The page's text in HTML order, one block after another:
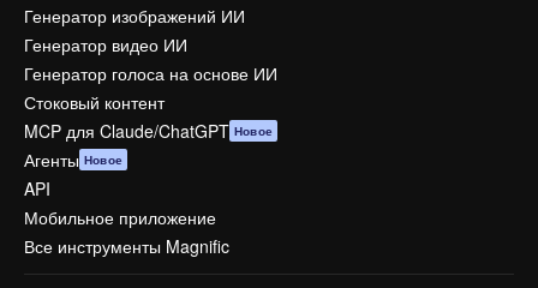
Генератор изображений ИИ
Генератор видео ИИ
Генератор голоса на основе ИИ
Стоковый контент
MCP для Claude/ChatGPT Новое
Агенты Новое
API
Мобильное приложение
Все инструменты Magnific